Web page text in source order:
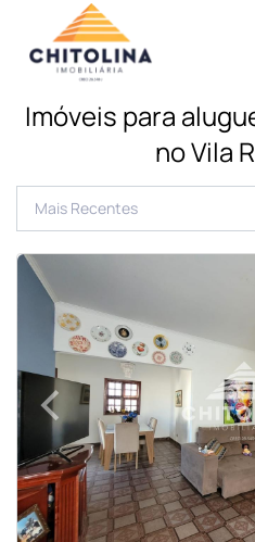
Imóveis para
no Vila
<<
‹Previous